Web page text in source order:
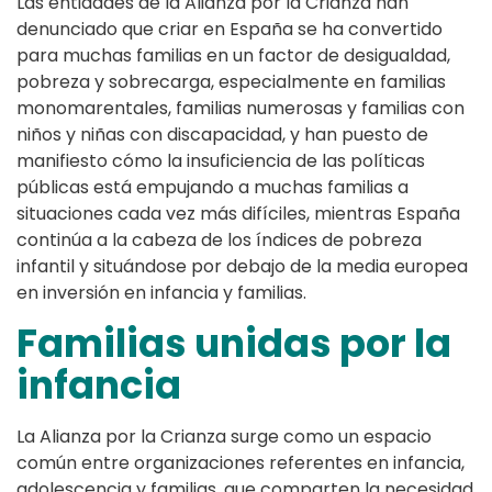
denunciado que criar en España se ha convertido
para muchas familias en un factor de desigualdad,
pobreza y sobrecarga, especialmente en familias
monomarentales, familias numerosas y familias con
niños y niñas con discapacidad, y han puesto de
manifiesto cómo la insuficiencia de las políticas
públicas está empujando a muchas familias a
situaciones cada vez más difíciles, mientras España
continúa a la cabeza de los índices de pobreza
infantil y situándose por debajo de la media europea
en inversión en infancia y familias.
Familias unidas por la
infancia
La Alianza por la Crianza surge como un espacio
común entre organizaciones referentes en infancia,